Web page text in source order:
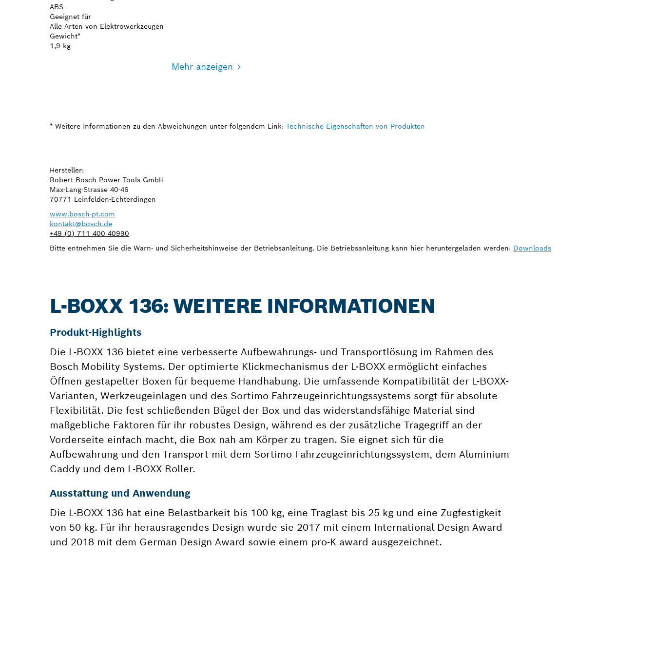
ABS
Geeignet für
Alle Arten von Elektrowerkzeugen
Gewicht*
1,9 kg
Mehr anzeigen
* Weitere Informationen zu den Abweichungen unter folgendem Link: Technische Eigenschaften von Produkten
Hersteller:
Robert Bosch Power Tools GmbH
Max-Lang-Strasse 40-46
70771 Leinfelden-Echterdingen
www.bosch-pt.com
kontakt@bosch.de
+49 (0) 711 400 40990
Bitte entnehmen Sie die Warn- und Sicherheitshinweise der Betriebsanleitung. Die Betriebsanleitung kann hier heruntergeladen werden: Downloads
L-BOXX 136: WEITERE INFORMATIONEN
Produkt-Highlights
Die L-BOXX 136 bietet eine verbesserte Aufbewahrungs- und Transportlösung im Rahmen des
Bosch Mobility Systems. Der optimierte Klickmechanismus der L-BOXX ermöglicht einfaches
Öffnen gestapelter Boxen für bequeme Handhabung. Die umfassende Kompatibilität der L-BOXX-
Varianten, Werkzeugeinlagen und des Sortimo Fahrzeugeinrichtungssystems sorgt für absolute
Flexibilität. Die fest schließenden Bügel der Box und das widerstandsfähige Material sind
maßgebliche Faktoren für ihr robustes Design, während es der zusätzliche Tragegriff an der
Vorderseite einfach macht, die Box nah am Körper zu tragen. Sie eignet sich für die
Aufbewahrung und den Transport mit dem Sortimo Fahrzeugeinrichtungssystem, dem Aluminium
Caddy und dem L-BOXX Roller.
Ausstattung und Anwendung
Die L-BOXX 136 hat eine Belastbarkeit bis 100 kg, eine Traglast bis 25 kg und eine Zugfestigkeit
von 50 kg. Für ihr herausragendes Design wurde sie 2017 mit einem International Design Award
und 2018 mit dem German Design Award sowie einem pro-K award ausgezeichnet.